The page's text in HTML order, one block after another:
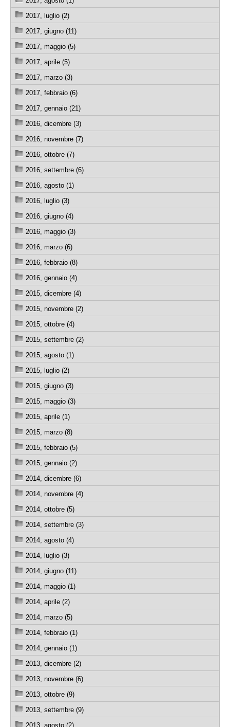
2017, luglio (2)
2017, giugno (11)
2017, maggio (5)
2017, aprile (5)
2017, marzo (3)
2017, febbraio (6)
2017, gennaio (21)
2016, dicembre (3)
2016, novembre (7)
2016, ottobre (7)
2016, settembre (6)
2016, agosto (1)
2016, luglio (3)
2016, giugno (4)
2016, maggio (3)
2016, marzo (6)
2016, febbraio (8)
2016, gennaio (4)
2015, dicembre (4)
2015, novembre (2)
2015, ottobre (4)
2015, settembre (2)
2015, agosto (1)
2015, luglio (2)
2015, giugno (3)
2015, maggio (3)
2015, aprile (1)
2015, marzo (8)
2015, febbraio (5)
2015, gennaio (2)
2014, dicembre (6)
2014, novembre (4)
2014, ottobre (5)
2014, settembre (3)
2014, agosto (4)
2014, luglio (3)
2014, giugno (11)
2014, maggio (1)
2014, aprile (2)
2014, marzo (5)
2014, febbraio (1)
2014, gennaio (1)
2013, dicembre (2)
2013, novembre (6)
2013, ottobre (9)
2013, settembre (9)
2013, agosto (2)